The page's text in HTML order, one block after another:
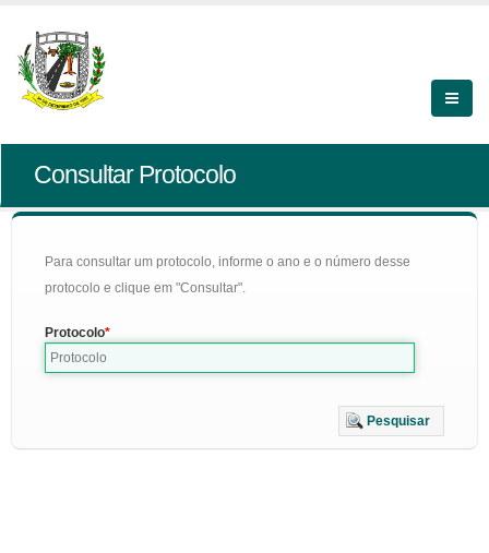
Consultar Protocolo
Para consultar um protocolo, informe o ano e o número desse
protocolo e clique em "Consultar".
Protocolo
Pesquisar